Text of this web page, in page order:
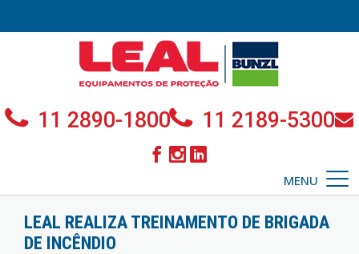
11 2890-1800 11 2189-5300
MENU
LEAL REALIZA TREINAMENTO DE BRIGADA
DE INCÊNDIO